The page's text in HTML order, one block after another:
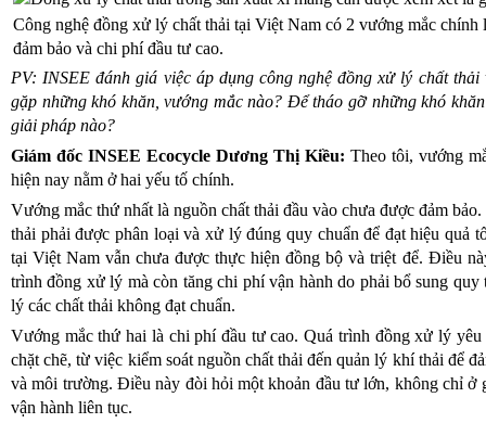
Công nghệ đồng xử lý chất thải tại Việt Nam có 2 vướng mắc chính
đảm bảo và chi phí đầu tư cao.
PV: INSEE đánh giá việc áp dụng công nghệ đồng xử lý chất
gặp những khó khăn, vướng mắc nào? Để tháo gỡ những khó
giải pháp nào?
Giám đốc INSEE Ecocycle Dương Thị Kiều: Theo tôi, vướng
hiện nay nằm ở hai yếu tố chính.
Vướng mắc thứ nhất là nguồn chất thải đầu vào chưa được đảm
thải phải được phân loại và xử lý đúng quy chuẩn để đạt hiệu quả
tại Việt Nam vẫn chưa được thực hiện đồng bộ và triệt để. Điều
trình đồng xử lý mà còn tăng chi phí vận hành do phải bổ sung
lý các chất thải không đạt chuẩn.
Vướng mắc thứ hai là chi phí đầu tư cao. Quá trình đồng xử lý
chặt chẽ, từ việc kiểm soát nguồn chất thải đến quản lý khí thải để
và môi trường. Điều này đòi hỏi một khoản đầu tư lớn, không chỉ ở
vận hành liên tục.